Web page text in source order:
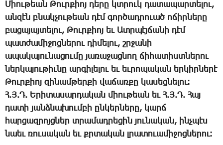
­Միու­թեան ­Թուր­քիոյ դե­րը կտրուկ դա­տա­պար­տե­լու,
ան­զէն բնակ­չու­թեան դէմ գոր­ծադ­րո­ւած ո­ճիր­նե­րը
բա­ցա­յայ­տե­լու, ­Թուր­քիոյ եւ Ատր­պէյ­ճա­նի դէմ
պատ­ժա­մի­ջոց­նե­րու դի­մե­լու, շրջա­նի
ա­պա­կա­յու­նա­ցու­մը յա­ռա­ջաց­նող ճի­հա­տիստ­նե­րու
ներ­կա­յու­թիւ­նը ար­գի­լե­լու եւ եւ­րո­պա­կան եր­կիր­նե­րէ
­Թուր­քիոյ զի­նամ­թեր­քի վա­ճառ­քը կա­սեց­նե­լու։
Հ.Յ.Դ. Ե­րի­տա­սար­դա­կան ­միու­թեան եւ Հ.Յ.Դ. ­Հայ
դա­տի յանձ­նա­խում­բի ըն­կեր­նե­րը, կարճ
հար­ցազ­րոյց­ներ տրա­մադ­րե­ցին յու­նա­կան, ինչ­պէս
նաեւ ռու­սա­կան եւ քրտա­կան լրա­տո­ւա­մի­ջոց­նե­րու։